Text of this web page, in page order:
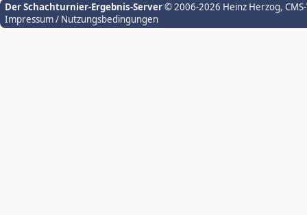
Der Schachturnier-Ergebnis-Server© 2006-2026 Heinz Herzog,
Impressum / Nutzungsbedingungen